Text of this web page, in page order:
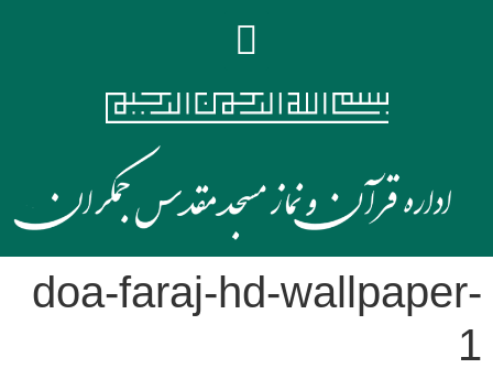
doa-faraj-hd-wallpaper-
1